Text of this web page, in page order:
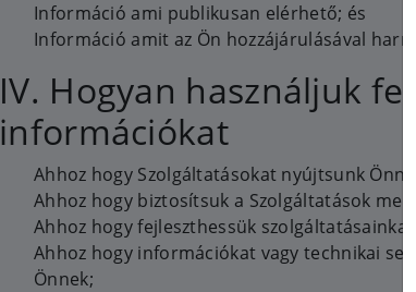
Információ ami publikusan elérhető; és
Információ amit az Ön hozzájárulásával
IV. Hogyan használjuk fel
információkat
Ahhoz hogy Szolgáltatásokat nyújtsunk
Ahhoz hogy biztosítsuk a Szolgáltatások
Ahhoz hogy fejleszthessük szolgáltatásainkat;
Ahhoz hogy információkat vagy technikai
Önnek;